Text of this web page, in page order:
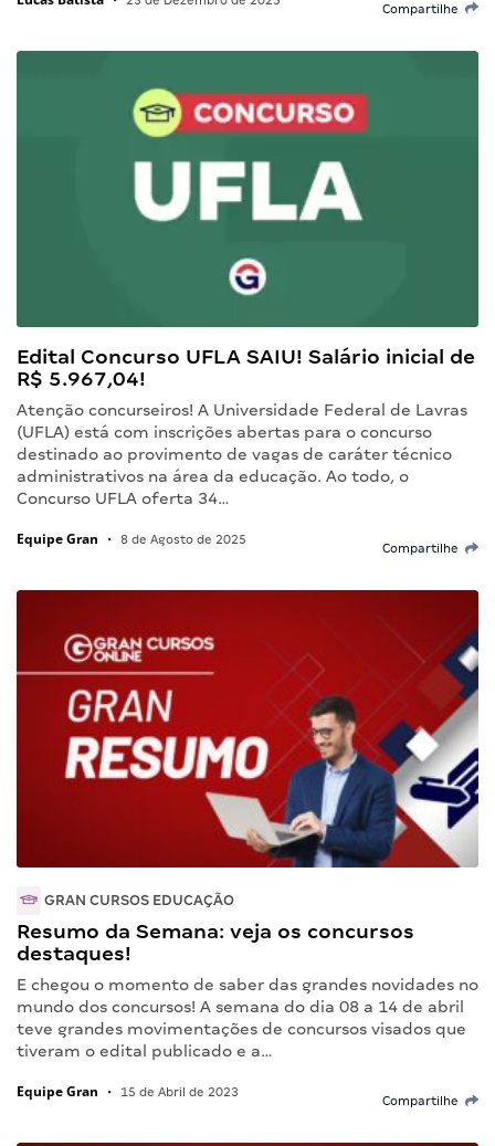
Compartilhe
Edital Concurso UFLA SAIU! Salário inicial de
R$ 5.967,04!
Atenção concurseiros! A Universidade Federal de Lavras
(UFLA) está com inscrições abertas para o concurso
destinado ao provimento de vagas de caráter técnico
administrativos na área da educação. Ao todo, o
Concurso UFLA oferta 34…
Equipe Gran • 8 de Agosto de 2025
Compartilhe
GRAN CURSOS EDUCAÇÃO
Resumo da Semana: veja os concursos
destaques!
E chegou o momento de saber das grandes novidades no
mundo dos concursos! A semana do dia 08 a 14 de abril
teve grandes movimentações de concursos visados que
tiveram o edital publicado e a…
Equipe Gran • 15 de Abril de 2023
Compartilhe